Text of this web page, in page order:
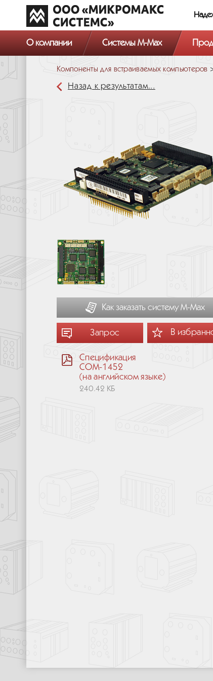
О компании Системы M-Max
Компоненты для встраиваемых компьютеров
Назад к результатам...
Как заказать систему М-Мах
Запрос В
Спецификация
COM-1452
(на английском языке)
240.42 КБ